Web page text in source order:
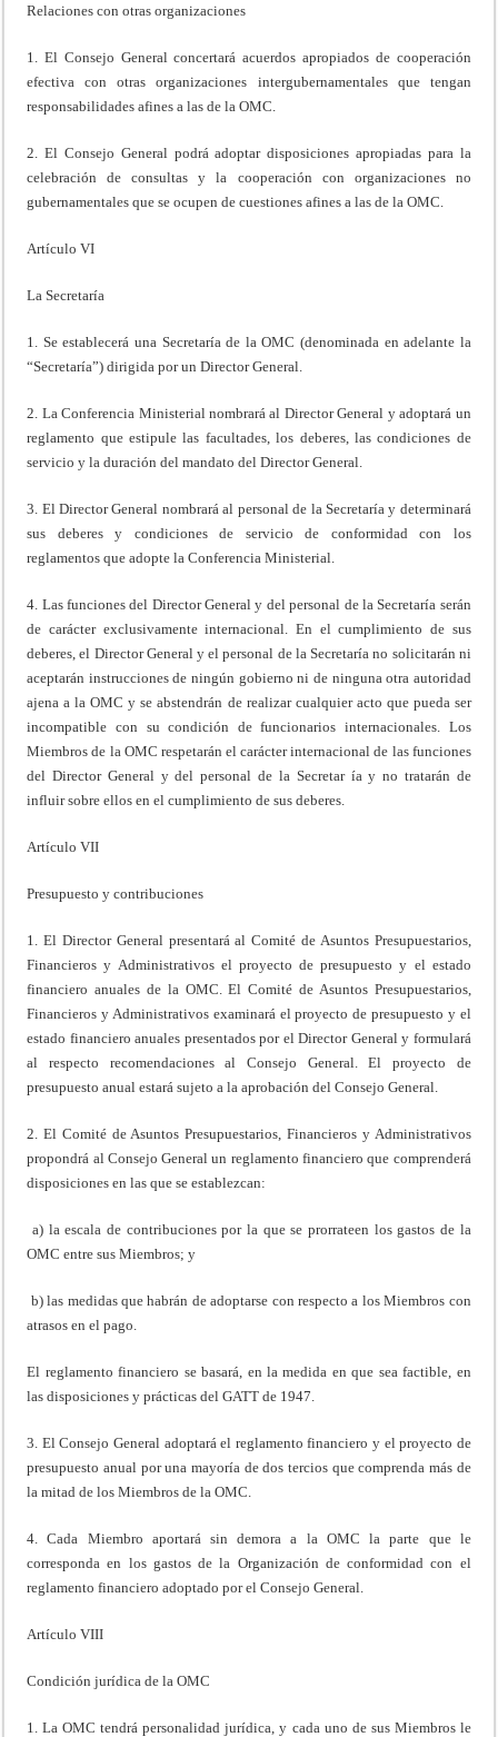
Relaciones con otras organizaciones
1. El Consejo General concertará acuerdos apropiados de cooperación
efectiva con otras organizaciones intergubernamentales que tengan
responsabilidades afines a las de la OMC.
2. El Consejo General podrá adoptar disposiciones apropiadas para la
celebración de consultas y la cooperación con organizaciones no
gubernamentales que se ocupen de cuestiones afines a las de la OMC.
Artículo VI
La Secretaría
1. Se establecerá una Secretaría de la OMC (denominada en adelante la
“Secretaría”) dirigida por un Director General.
2. La Conferencia Ministerial nombrará al Director General y adoptará un
reglamento que estipule las facultades, los deberes, las condiciones de
servicio y la duración del mandato del Director General.
3. El Director General nombrará al personal de la Secretaría y determinará
sus deberes y condiciones de servicio de conformidad con los
reglamentos que adopte la Conferencia Ministerial.
4. Las funciones del Director General y del personal de la Secretaría serán
de carácter exclusivamente internacional. En el cumplimiento de sus
deberes, el Director General y el personal de la Secretaría no solicitarán ni
aceptarán instrucciones de ningún gobierno ni de ninguna otra autoridad
ajena a la OMC y se abstendrán de realizar cualquier acto que pueda ser
incompatible con su condición de funcionarios internacionales. Los
Miembros de la OMC respetarán el carácter internacional de las funciones
del Director General y del personal de la Secretar ía y no tratarán de
influir sobre ellos en el cumplimiento de sus deberes.
Artículo VII
Presupuesto y contribuciones
1. El Director General presentará al Comité de Asuntos Presupuestarios,
Financieros y Administrativos el proyecto de presupuesto y el estado
financiero anuales de la OMC. El Comité de Asuntos Presupuestarios,
Financieros y Administrativos examinará el proyecto de presupuesto y el
estado financiero anuales presentados por el Director General y formulará
al respecto recomendaciones al Consejo General. El proyecto de
presupuesto anual estará sujeto a la aprobación del Consejo General.
2. El Comité de Asuntos Presupuestarios, Financieros y Administrativos
propondrá al Consejo General un reglamento financiero que comprenderá
disposiciones en las que se establezcan:
a) la escala de contribuciones por la que se prorrateen los gastos de la
OMC entre sus Miembros; y
b) las medidas que habrán de adoptarse con respecto a los Miembros con
atrasos en el pago.
El reglamento financiero se basará, en la medida en que sea factible, en
las disposiciones y prácticas del GATT de 1947.
3. El Consejo General adoptará el reglamento financiero y el proyecto de
presupuesto anual por una mayoría de dos tercios que comprenda más de
la mitad de los Miembros de la OMC.
4. Cada Miembro aportará sin demora a la OMC la parte que le
corresponda en los gastos de la Organización de conformidad con el
reglamento financiero adoptado por el Consejo General.
Artículo VIII
Condición jurídica de la OMC
1. La OMC tendrá personalidad jurídica, y cada uno de sus Miembros le